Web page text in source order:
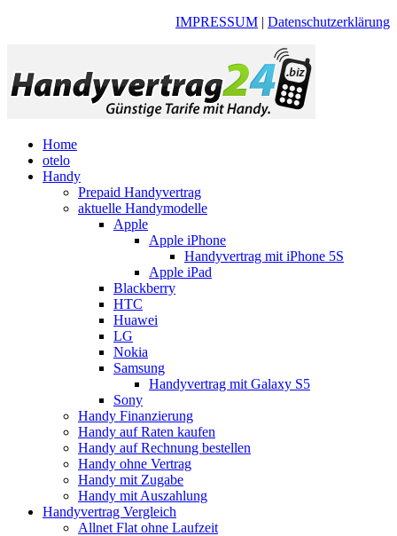
IMPRESSUM | Datenschutzerklärung
Home
otelo
Handy
Prepaid Handyvertrag
aktuelle Handymodelle
Apple
Apple iPhone
Handyvertrag mit iPhone 5S
Apple iPad
Blackberry
HTC
Huawei
LG
Nokia
Samsung
Handyvertrag mit Galaxy S5
Sony
Handy Finanzierung
Handy auf Raten kaufen
Handy auf Rechnung bestellen
Handy ohne Vertrag
Handy mit Zugabe
Handy mit Auszahlung
Handyvertrag Vergleich
Allnet Flat ohne Laufzeit